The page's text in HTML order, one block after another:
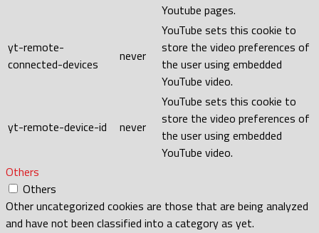
Youtube pages.
yt-remote-
connected-devices
never
YouTube sets this cookie to
store the video preferences of
the user using embedded
YouTube video.
yt-remote-device-id never
YouTube sets this cookie to
store the video preferences of
the user using embedded
YouTube video.
Others
Others
Other uncategorized cookies are those that are being analyzed
and have not been classified into a category as yet.